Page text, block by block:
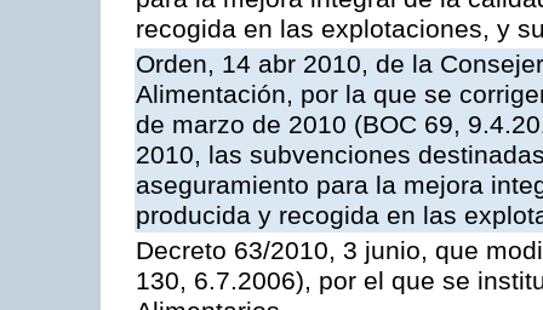
recogida en las explotaciones, y
Orden, 14 abr 2010, de la
Alimentación, por la que se
de marzo de 2010 (BOC 69,
2010, las subvenciones
aseguramiento para la mejora
producida y recogida en las
Decreto 63/2010, 3 junio, que
130, 6.7.2006), por el que se